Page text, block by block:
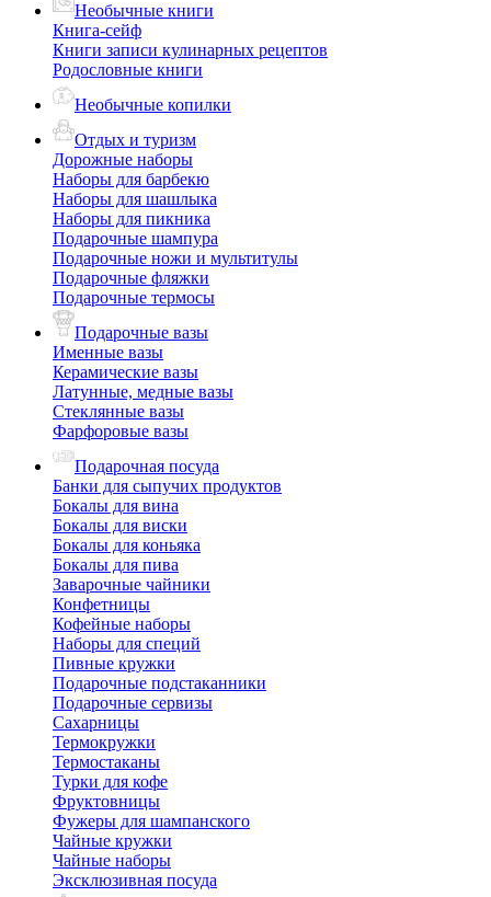
Необычные книги
Книга-сейф
Книги записи кулинарных рецептов
Родословные книги
Необычные копилки
Отдых и туризм
Дорожные наборы
Наборы для барбекю
Наборы для шашлыка
Наборы для пикника
Подарочные шампура
Подарочные ножи и мультитулы
Подарочные фляжки
Подарочные термосы
Подарочные вазы
Именные вазы
Керамические вазы
Латунные, медные вазы
Стеклянные вазы
Фарфоровые вазы
Подарочная посуда
Банки для сыпучих продуктов
Бокалы для вина
Бокалы для виски
Бокалы для коньяка
Бокалы для пива
Заварочные чайники
Конфетницы
Кофейные наборы
Наборы для специй
Пивные кружки
Подарочные подстаканники
Подарочные сервизы
Сахарницы
Термокружки
Термостаканы
Турки для кофе
Фруктовницы
Фужеры для шампанского
Чайные кружки
Чайные наборы
Эксклюзивная посуда